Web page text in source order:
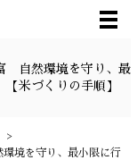
メ
自然環境を守り、最
米づくりの手順】
境を守り、最小限に行